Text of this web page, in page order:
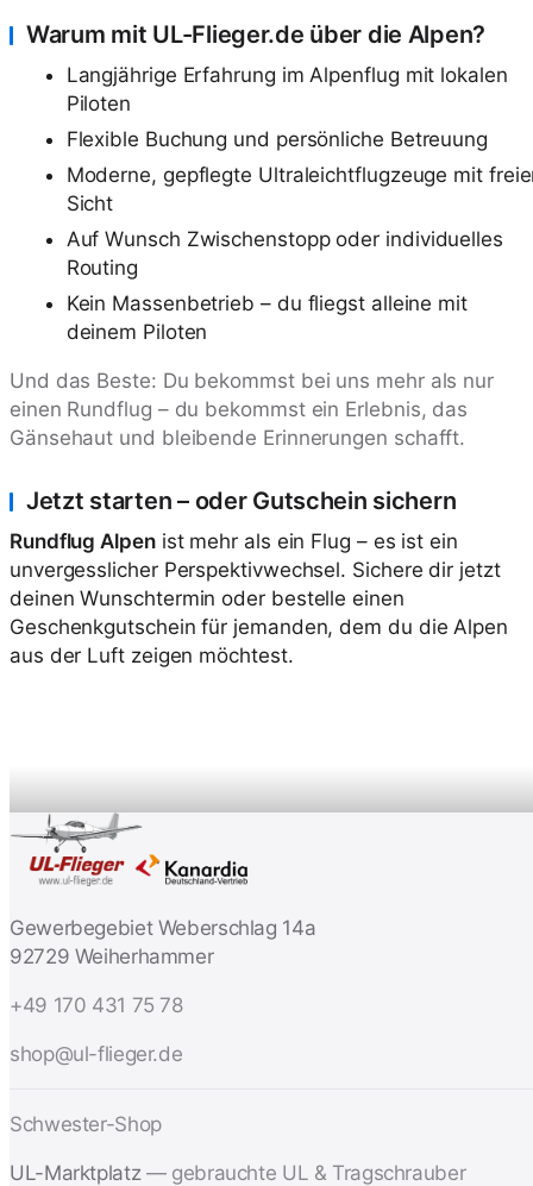
Warum mit UL-Flieger.de über die Alpen?
Langjährige Erfahrung im Alpenflug mit lokalen
Piloten
Flexible Buchung und persönliche Betreuung
Moderne, gepflegte Ultraleichtflugzeuge mit
Sicht
Auf Wunsch Zwischenstopp oder individuelles
Routing
Kein Massenbetrieb – du fliegst alleine mit
deinem Piloten
Und das Beste: Du bekommst bei uns mehr als nur
einen Rundflug – du bekommst ein Erlebnis, das
Gänsehaut und bleibende Erinnerungen schafft.
Jetzt starten – oder Gutschein sichern
Rundflug Alpenist mehr als ein Flug – es ist ein
unvergesslicher Perspektivwechsel. Sichere dir jetzt
deinen Wunschtermin oder bestelle einen
Geschenkgutschein für jemanden, dem du die Alpen
aus der Luft zeigen möchtest.
Gewerbegebiet Weberschlag 14a
92729 Weiherhammer
+49 170 431 75 78
shop@ul-flieger.de
Schwester-Shop
UL-Marktplatz — gebrauchte UL & Tragschrauber